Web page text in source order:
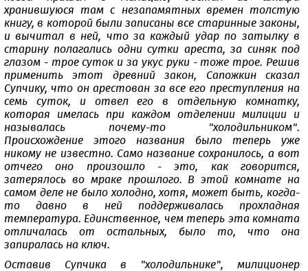
хранившуюся там с незапамятных времен толстую
книгу, в которой были записаны все старинные законы,
и вычитал в ней, что за каждый удар по затылку в
старину полагались одни сутки ареста, за синяк под
глазом - трое суток и за укус руки - тоже трое. Решив
применить этот древний закон, Сапожкин сказал
Супчику, что он арестован за все его преступления на
семь суток, и отвел его в отдельную комнатку,
которая имелась при каждом отделении милиции и
называлась почему-то "холодильником".
Происхождение этого названия было теперь уже
никому не известно. Само название сохранилось, а вот
отчего оно произошло - это, как говорится,
затерялось во мраке прошлого. В этой комнате на
самом деле не было холодно, хотя, может быть, когда-
то давно в ней поддерживалась прохладная
температура. Единственное, чем теперь эта комната
отличалась от остальных, было то, что она
запиралась на ключ.
Оставив Супчика в "холодильнике", милиционер